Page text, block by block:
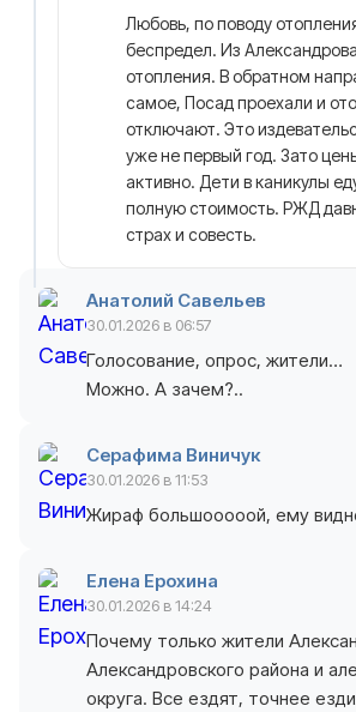
Любовь, по поводу
беспредел. Из
отопления. В обратном
самое, Посад проехали и
отключают. Это
уже не первый год. Зато
активно. Дети в каникулы
полную стоимость. РЖД
страх и совесть.
Анатолий Савельев
30.01.2026 в 06:57
Голосование, опрос, жители…
Можно. А зачем?..
Серафима Виничук
30.01.2026 в 11:53
Жираф большооооой, ему
Елена Ерохина
30.01.2026 в 14:24
Почему только жители
Александровского района и
округа. Все ездят, точнее